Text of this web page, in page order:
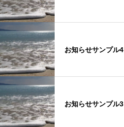
お知らせサンプル4
お知らせサンプル3